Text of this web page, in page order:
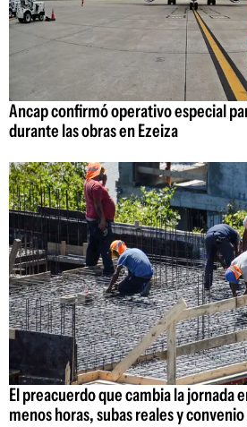
Ancap confirmó operativo especial
durante las obras en Ezeiza
El preacuerdo que cambia la jornada
menos horas, subas reales y